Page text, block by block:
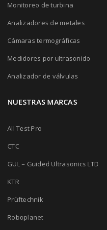
Monitoreo de turbina
Analizadores de metales
Cámaras termográficas
Medidores por ultrasonido
Analizador de válvulas
NUESTRAS MARCAS
All Test Pro
CTC
GUL – Guided Ultrasonics LTD
KTR
Prüftechnik
Roboplanet